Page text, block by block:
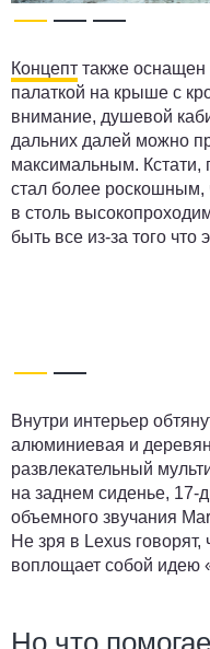
Концепт также
палаткой на крыше с
внимание, душевой
дальних далей можно
максимальным. Кстати,
стал более
в столь
быть все из-за того что
Внутри интерьер
алюминиевая и
развлекательный
на заднем сиденье, 17-
объемного звучания
Не зря в Lexus говорят,
воплощает собой идею
Но что